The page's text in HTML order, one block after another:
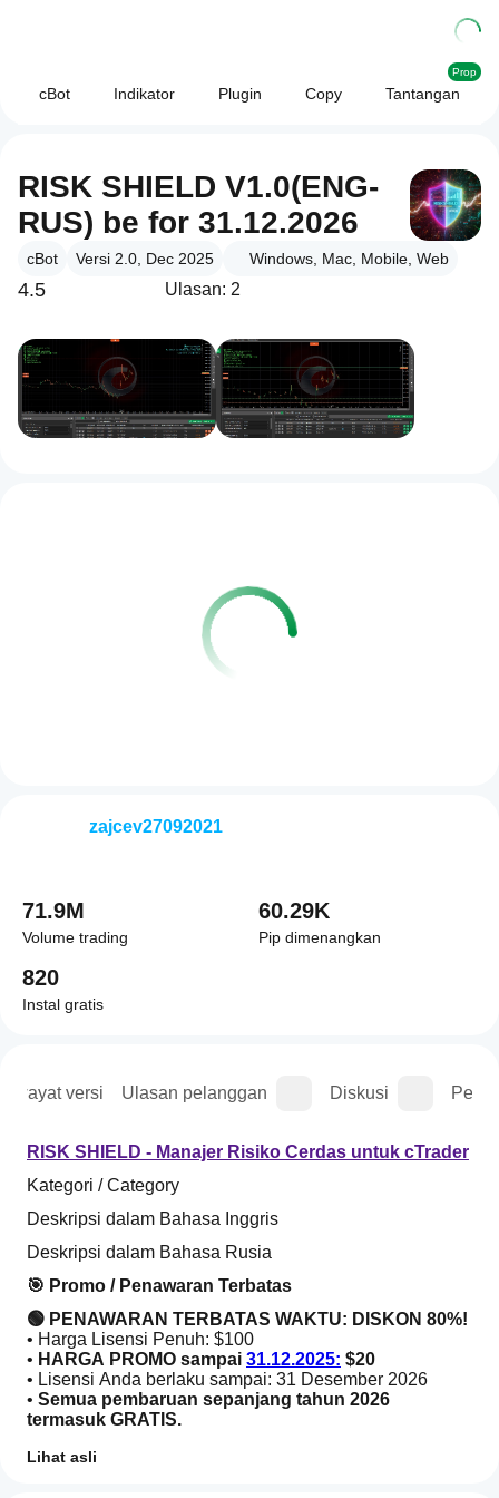
cBot Indikator Plugin Copy Tantangan
Prop
RISK SHIELD V1.0(ENG-
RUS) be for 31.12.2026
cBot Versi 2.0, Dec 2025 Windows, Mac, Mobile, Web
4.5 Ulasan: 2
versi Ulasan pelanggan Diskusi
RISK SHIELD - Manajer Risiko Cerdas untuk cTrader
Kategori / Category
Deskripsi dalam Bahasa Inggris
Deskripsi dalam Bahasa Rusia
🎯 Promo / Penawaran Terbatas
🟢 PENAWARAN TERBATAS WAKTU: DISKON 80%!
• Harga Lisensi Penuh: $100
• HARGA PROMO sampai 31.12.2025: $20
• Lisensi Anda berlaku sampai: 31 Desember 2026
• Semua pembaruan sepanjang tahun 2026
termasuk GRATIS.
manajemen risiko profesional dengan harga tak
Lihat asli
zajcev27092021
71.9M
Volume trading
60.29K
Pip dimenangkan
820
Instal gratis